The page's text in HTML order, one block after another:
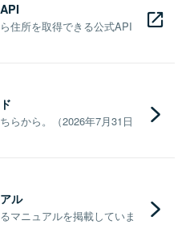
住所を取得できる公式API
らから。（2026年7月31日
ル
マニュアルを掲載していま